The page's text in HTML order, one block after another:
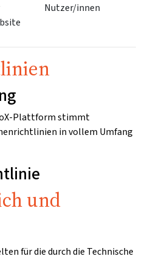
Nutzer/innen
Plattform stimmt
in vollem Umfang
und
für die durch die Technische